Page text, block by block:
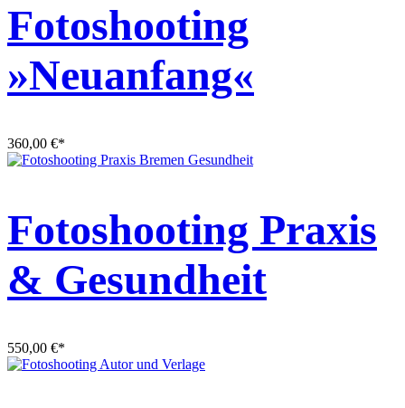
Fotoshooting
»Neuanfang«
360,00 €*
Fotoshooting Praxis
& Gesundheit
550,00 €*